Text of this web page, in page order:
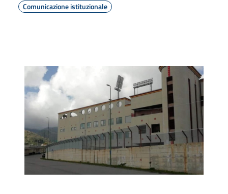
Comunicazione istituzionale